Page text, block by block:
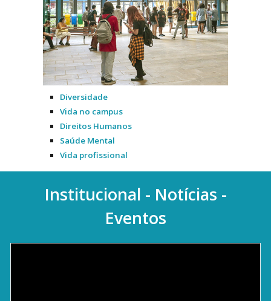
Diversidade
Vida no campus
Direitos Humanos
Saúde Mental
Vida profissional
Institucional - Notícias -
Eventos